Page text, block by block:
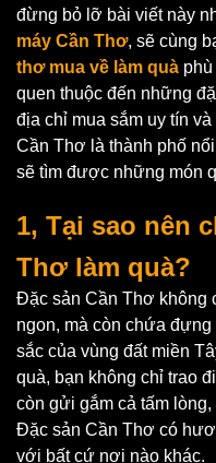
đừng bỏ lỡ bài viết này
máy Cần Thơ, sẽ cùng
thơ mua về làm quà
quen thuộc đến những
địa chỉ mua sắm uy tín
Cần Thơ là thành phố
sẽ tìm được những món
1, Tại sao nên
Thơ làm quà?
Đặc sản Cần Thơ không
ngon, mà còn chứa
sắc của vùng đất miền
quà, bạn không chỉ trao
còn gửi gắm cả tấm
Đặc sản Cần Thơ có
với bất cứ nơi nào khác.